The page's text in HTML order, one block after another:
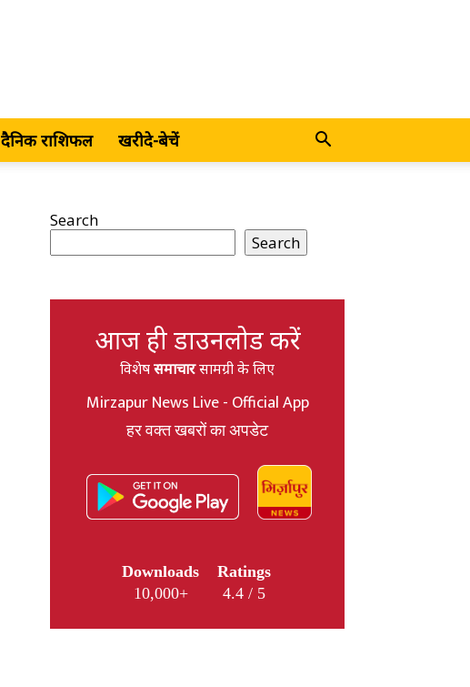
दैनिक राशिफल खरीदे-बेचें
Search
Search
आज ही डाउनलोड करें
विशेषसमाचारसामग्री के लिए
Mirzapur News Live - Official App
हर वक्त खबरों का अपडेट
Downloads
10,000+
Ratings
4.4 / 5